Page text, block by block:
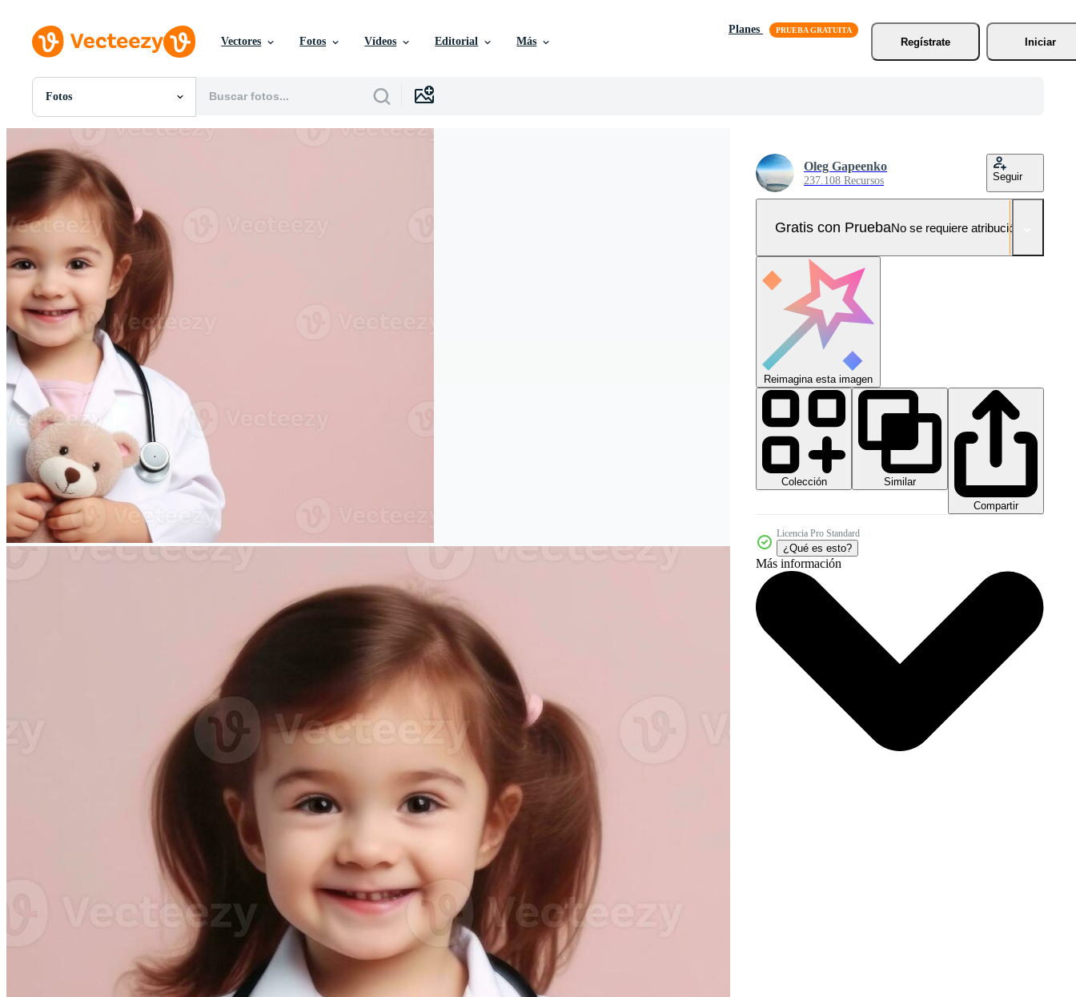
Vectores Fotos Vídeos Editorial Más
Planes
Regístrate
Iniciar
Fotos
Todas Imágenes
PNGs
PSDs
SVGs
Plantillas
Vectores
Videos
Gráficos en Movimiento
Imágenes Editoriales
Eventos Editoriales
Oleg Gapeenko
237.108 Recursos Seguir
Gratis con PruebaNo se requiere atribución!
Reimagina esta imagen
Colección
Similar
Compartir
Licencia Pro Standard
¿Qué es esto?
Más información